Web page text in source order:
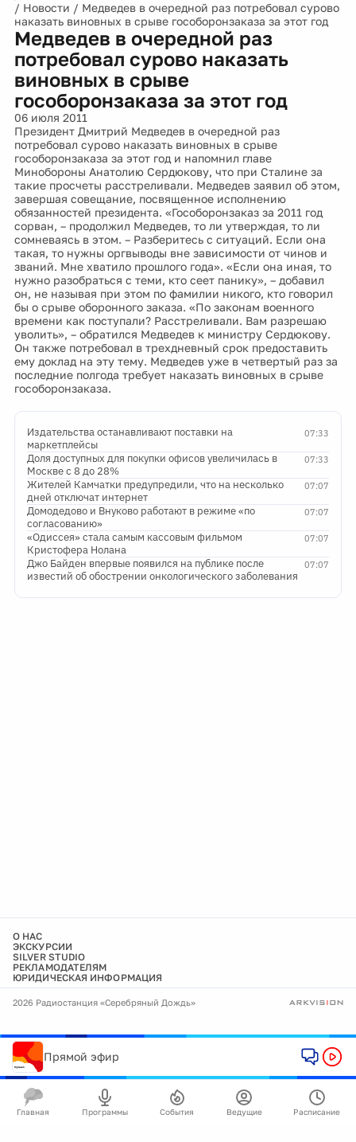
/ Новости / Медведев в очередной раз потребовал сурово
наказать виновных в срыве гособоронзаказа за этот год
Медведев в очередной раз
потребовал сурово наказать
виновных в срыве
гособоронзаказа за этот год
06 июля 2011
Президент Дмитрий Медведев в очередной раз
потребовал сурово наказать виновных в срыве
гособоронзаказа за этот год и напомнил главе
Минобороны Анатолию Сердюкову, что при Сталине за
такие просчеты расстреливали. Медведев заявил об этом,
завершая совещание, посвященное исполнению
обязанностей президента. «Гособоронзаказ за 2011 год
сорван, – продолжил Медведев, то ли утверждая, то ли
сомневаясь в этом. – Разберитесь с ситуаций. Если она
такая, то нужны оргвыводы вне зависимости от чинов и
званий. Мне хватило прошлого года». «Если она иная, то
нужно разобраться с теми, кто сеет панику», – добавил
он, не называя при этом по фамилии никого, кто говорил
бы о срыве оборонного заказа. «По законам военного
времени как поступали? Расстреливали. Вам разрешаю
уволить», – обратился Медведев к министру Сердюкову.
Он также потребовал в трехдневный срок предоставить
ему доклад на эту тему. Медведев уже в четвертый раз за
последние полгода требует наказать виновных в срыве
гособоронзаказа.
07:33
Издательства останавливают поставки на
маркетплейсы
07:33
Доля доступных для покупки офисов увеличилась в
Москве с 8 до 28%
07:07
Жителей Камчатки предупредили, что на несколько
дней отключат интернет
07:07
Домодедово и Внуково работают в режиме «по
согласованию»
07:07
«Одиссея» стала самым кассовым фильмом
Кристофера Нолана
07:07
Джо Байден впервые появился на публике после
известий об обострении онкологического заболевания
О НАС
ЭКСКУРСИИ
SILVER STUDIO
РЕКЛАМОДАТЕЛЯМ
ЮРИДИЧЕСКАЯ ИНФОРМАЦИЯ
2026 Радиостанция «Серебряный Дождь»
Прямой эфир
Главная Программы События Ведущие Расписание